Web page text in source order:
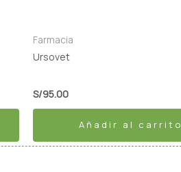
Farmacia
Ursovet
S/95.00
Añadir al carrito